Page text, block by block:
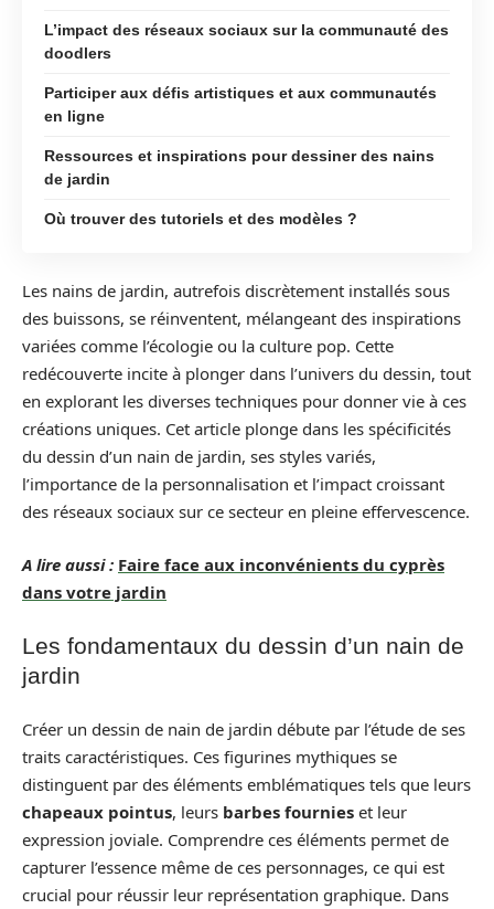
L’impact des réseaux sociaux sur la communauté des
doodlers
Participer aux défis artistiques et aux communautés
en ligne
Ressources et inspirations pour dessiner des nains
de jardin
Où trouver des tutoriels et des modèles ?
Les nains de jardin, autrefois discrètement installés sous
des buissons, se réinventent, mélangeant des inspirations
variées comme l’écologie ou la culture pop. Cette
redécouverte incite à plonger dans l’univers du dessin, tout
en explorant les diverses techniques pour donner vie à ces
créations uniques. Cet article plonge dans les spécificités
du dessin d’un nain de jardin, ses styles variés,
l’importance de la personnalisation et l’impact croissant
des réseaux sociaux sur ce secteur en pleine effervescence.
A lire aussi : Faire face aux inconvénients du cyprès
dans votre jardin
Les fondamentaux du dessin d’un nain de
jardin
Créer un dessin de nain de jardin débute par l’étude de ses
traits caractéristiques. Ces figurines mythiques se
distinguent par des éléments emblématiques tels que leurs
chapeaux pointus, leurs barbes fournies et leur
expression joviale. Comprendre ces éléments permet de
capturer l’essence même de ces personnages, ce qui est
crucial pour réussir leur représentation graphique. Dans